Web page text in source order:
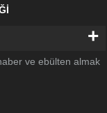
+
ve ebülten almak